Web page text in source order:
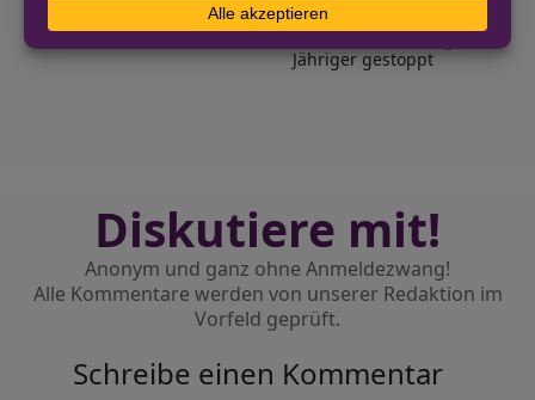
NÄCHSTER BEITRAG
Fahren unter Medikamenteneinfluss: 65-
Jähriger gestoppt
Diskutiere mit!
Anonym und ganz ohne Anmeldezwang!
Alle Kommentare werden von unserer Redaktion im
Vorfeld geprüft.
Schreibe einen Kommentar